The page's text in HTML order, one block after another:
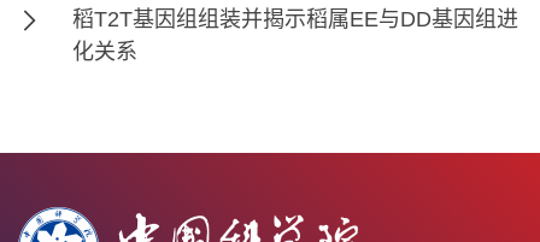
稻T2T基因组组装并揭示稻属EE与DD基因组进
化关系